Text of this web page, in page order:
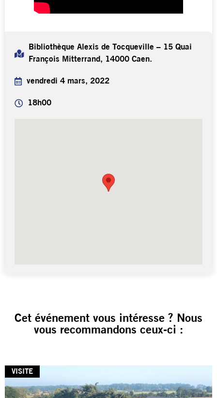
Bibliothèque Alexis de Tocqueville – 15 Quai
François Mitterrand, 14000 Caen.
vendredi 4 mars, 2022
18h00
Cet événement vous intéresse ? Nous
vous recommandons ceux-ci :
VISITE